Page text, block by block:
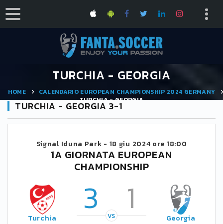
TURCHIA - GEORGIA
HOME
CALENDARIO EUROPEAN CHAMPIONSHIP 2024 GERMANY
TURCHIA - GEORGIA
TURCHIA - GEORGIA 3-1
Signal Iduna Park - 18 giu 2024 ore 18:00
1A GIORNATA EUROPEAN
CHAMPIONSHIP
Turchia 3 1
VS Georgia